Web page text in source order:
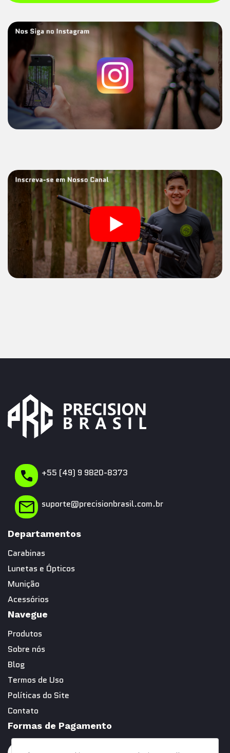
+55 (49) 9 9820-8373
suporte@precisionbrasil.com.br
Departamentos
Carabinas
Lunetas e Ópticos
Munição
Acessórios
Navegue
Produtos
Sobre nós
Blog
Termos de Uso
Políticas do Site
Contato
Formas de Pagamento